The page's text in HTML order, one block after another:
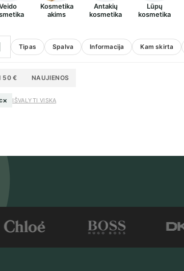
Kosmetika
akims
Antakių
kosmetika
Lūpų
kosmetika
Tipas Spalva Informacija Kam skirta
50 € NAUJIENOS
× IŠVALYTI VISKĄ